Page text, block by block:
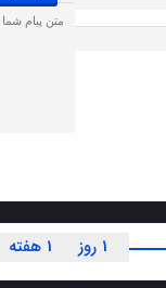
1 هفته 1 روز